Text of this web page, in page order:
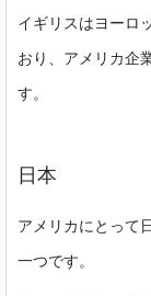
イギリスはヨーロ
おり、アメリカ企
す。
日本
アメリカにとって
一つです。